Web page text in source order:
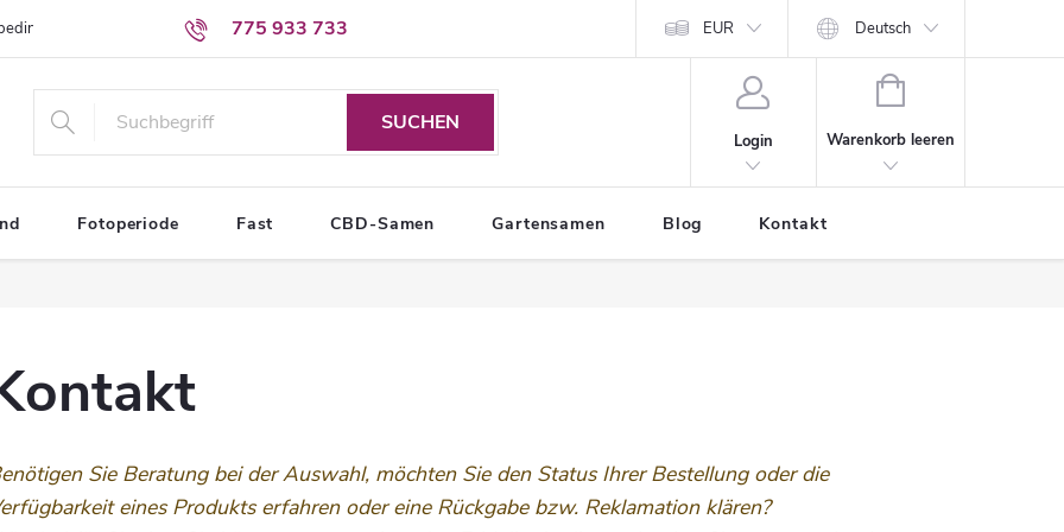
775 933 733
Bedingungen zum Schutz personenbezogener Daten EUR Deutsch
SUCHEN
Login
WARENKORB
Warenkorb leeren
Fotoperiode Fast CBD-Samen Gartensamen Blog Kontakt
Sie Beratung bei der Auswahl, möchten Sie den Status Ihrer Bestellung oder die
eines Produkts erfahren oder eine Rückgabe bzw. Reklamation klären?